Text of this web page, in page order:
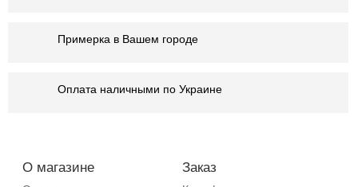
Примерка в Вашем городе
Оплата наличными по Украине
О магазине Заказ